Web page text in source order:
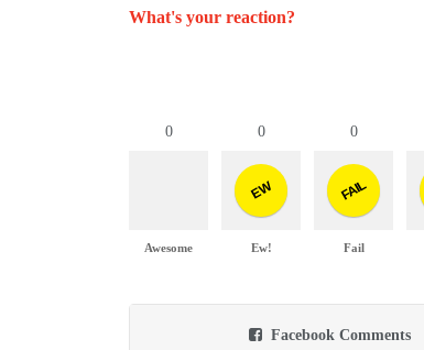
What's your reaction?
0
Awesome
0
EW
Ew!
0
FAIL
Fail
Facebook Comments